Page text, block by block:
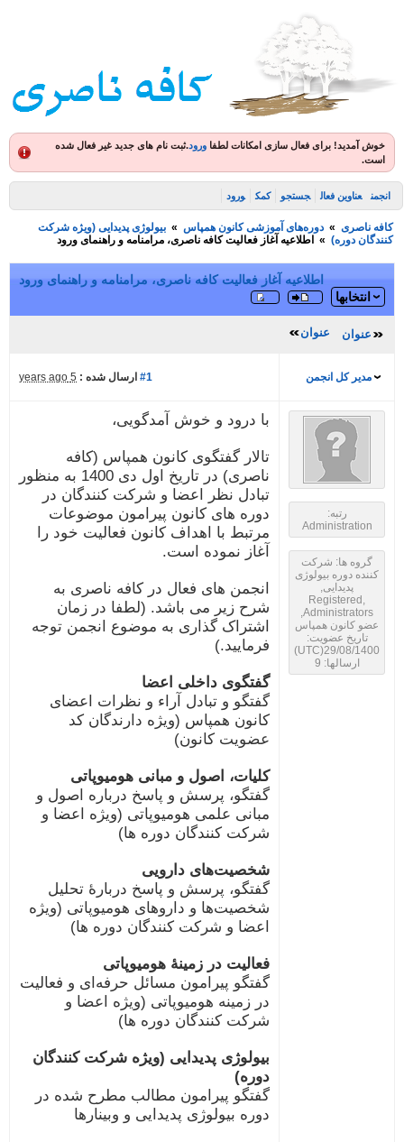
آمدید! برای فعال سازی امکانات لطفاورود.ثبت نام های جدید غیر فعال شده
عناوین فعال جستجو کمک ورود
ناصری » دوره‌های آموزشی کانون همپاس » بیولوژی پدیدایی (ویژه شرکت
دوره) » اطلاعیه آغاز فعالیت کافه ناصری، مرامنامه و راهنمای ورود
اطلاعیه آغاز فعالیت کافه ناصری، مرامنامه و راهنمای ورود
انتخابها
عنوان عنوان
مدیر کل انجمن ارسال شده : 5 years ago
Administration
گروه ها: شرکت
دوره بیولوژی
پدیدایی,
Registered,
Administrators,
کانون همپاس
تاریخ عضویت:
29/08/
ارسالها: 9
با درود و خوش آمدگویی،
تالار گفتگوی کانون همپاس (کافه
ناصری) در تاریخ اول دی 1400 به منظور
تبادل نظر اعضا و شرکت کنندگان در
دوره های کانون پیرامون موضوعات
مرتبط با اهداف کانون فعالیت خود را
آغاز نموده است.
انجمن های فعال در کافه ناصری به
شرح زیر می باشد. (لطفا در زمان
اشتراک گذاری به موضوع انجمن توجه
فرمایید.)
گفتگوی داخلی اعضا
گفتگو و تبادل آراء و نظرات اعضای
کانون همپاس (ویژه دارندگان کد
عضویت کانون)
کلیات، اصول و مبانی هومیوپاتی
گفتگو، پرسش و پاسخ درباره اصول و
مبانی علمی هومیوپاتی (ویژه اعضا و
شرکت کنندگان دوره ها)
شخصیت‌های دارویی
گفتگو، پرسش و پاسخ دربارۀ تحلیل
شخصیت‌ها و داروهای هومیوپاتی (ویژه
اعضا و شرکت کنندگان دوره ها)
فعالیت در زمینۀ هومیوپاتی
گفتگو پیرامون مسائل حرفه‌ای و فعالیت
در زمینه هومیوپاتی (ویژه اعضا و
شرکت کنندگان دوره ها)
بیولوژی پدیدایی (ویژه شرکت کنندگان
دوره)
گفتگو پیرامون مطالب مطرح شده در
دوره بیولوژی پدیدایی و وبینارها